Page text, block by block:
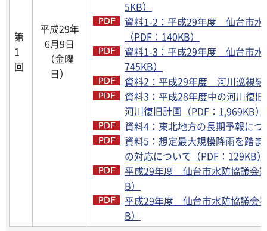
第
1
回
平成29年
6月9日
（金曜
日）
5KB）
資料1-2：平成29年度 仙台市水
（PDF：140KB）
資料1-3：平成29年度 仙台市水
745KB）
資料2：平成29年度 河川巡視結
資料3：平成28年度中の河川復
河川復旧計画（PDF：1,969KB）
資料4：東北地方の長期予報に
資料5：想定最大規模降雨を踏
の対応について（PDF：129KB）
平成29年度 仙台市水防協議会
B）
平成29年度 仙台市水防協議会
B）